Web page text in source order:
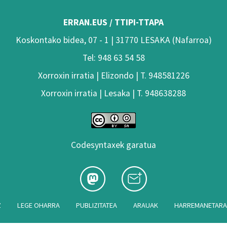
ERRAN.EUS / TTIPI-TTAPA
Koskontako bidea, 07 - 1 | 31770 LESAKA (Nafarroa)
Tel: 948 63 54 58
Xorroxin irratia | Elizondo | T. 948581226
Xorroxin irratia | Lesaka | T. 948638288
Codesyntaxek garatua
LEGE OHARRA PUBLIZITATEA ARAUAK